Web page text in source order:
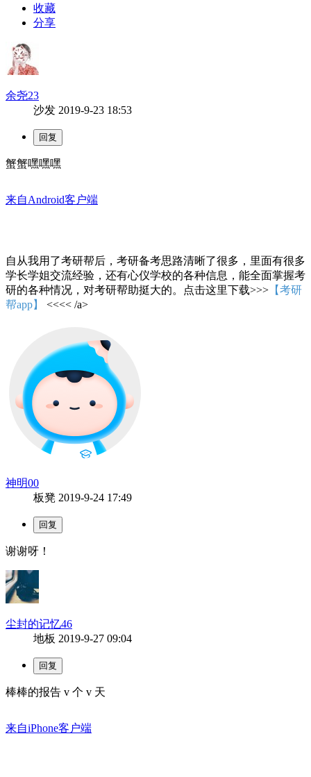
收藏
分享
余尧23
沙发 2019-9-23 18:53
蟹蟹嘿嘿嘿
来自Android客户端
自从我用了考研帮后，考研备考思路清晰了很多，里面有很多
学长学姐交流经验，还有心仪学校的各种信息，能全面掌握考
研的各种情况，对考研帮助挺大的。点击这里下载>>> 【考研
帮app】
<<<< /a>
神明00
板凳 2019-9-24 17:49
谢谢呀！
尘封的记忆46
地板 2019-9-27 09:04
棒棒的报告 v 个 v 天
来自iPhone客户端